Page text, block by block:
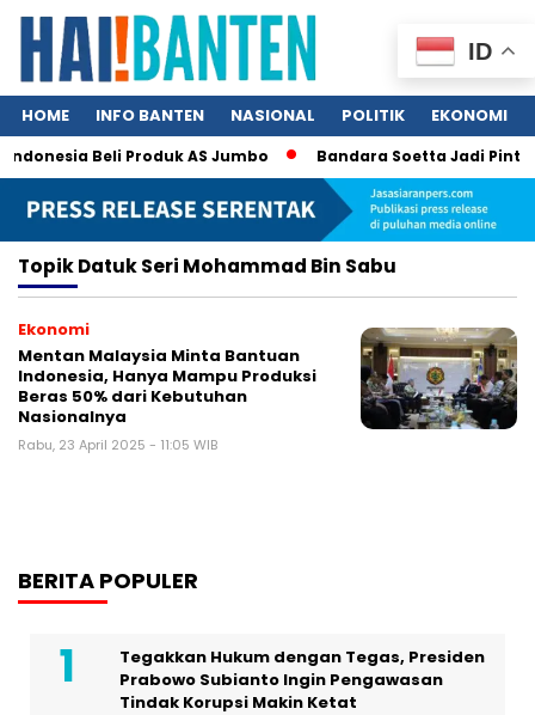
HOME INFO BANTEN NASIONAL POLITIK EKONOMI
Beli Produk AS Jumbo Bandara Soetta Jadi Pintu
TopikDatuk Seri Mohammad Bin Sabu
Ekonomi
Mentan Malaysia Minta Bantuan
Indonesia, Hanya Mampu Produksi
Beras 50% dari Kebutuhan
Nasionalnya
Rabu, 23 April 2025 - 11:05 WIB
BERITA POPULER
Tegakkan Hukum dengan Tegas, Presiden
Prabowo Subianto Ingin Pengawasan
Tindak Korupsi Makin Ketat
ID